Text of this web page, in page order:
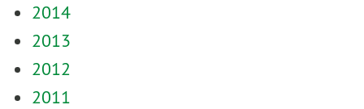
2014
2013
2012
2011